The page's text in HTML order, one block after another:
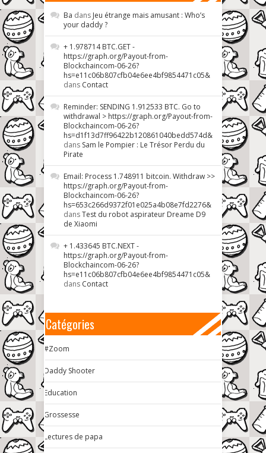
Ba dans Jeu étrange mais amusant : Who’s
your daddy ?
+ 1.978714 BTC.GET -
https://graph.org/Payout-from-
Blockchaincom-06-26?
hs=e11c06b807cfb04e6ee4bf9854471c05&
dans Contact
Reminder: SENDING 1.912533 BTC. Go to
withdrawal > https://graph.org/Payout-from-
Blockchaincom-06-26?
hs=d1f13d7ff96422b120861040bedd574d&
dans Sam le Pompier : Le Trésor Perdu du
Pirate
Email: Process 1.748911 bitcoin. Withdraw >>
https://graph.org/Payout-from-
Blockchaincom-06-26?
hs=653c266d9372f01e025a4b08e7fd2276&
dansTest du robot aspirateur Dreame D9
de Xiaomi
+ 1.433645 BTC.NEXT -
https://graph.org/Payout-from-
Blockchaincom-06-26?
hs=e11c06b807cfb04e6ee4bf9854471c05&
dans Contact
Catégories
#Zoom
Daddy Shooter
Education
Grossesse
Lectures de papa